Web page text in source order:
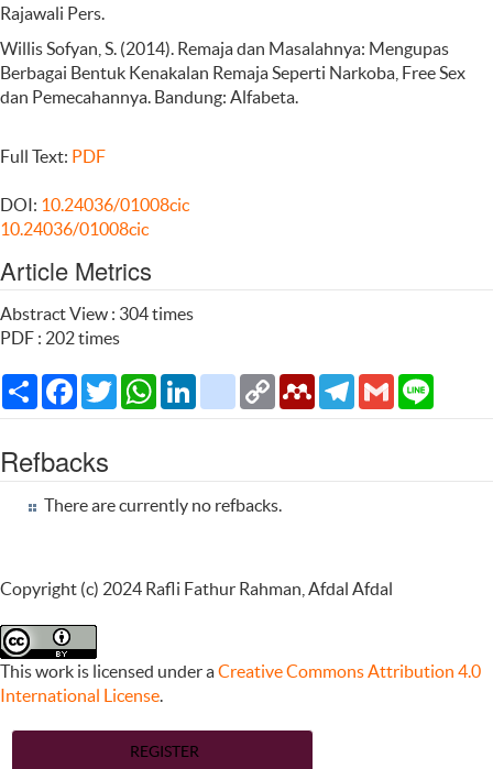
Rajawali Pers.
Willis Sofyan, S. (2014). Remaja dan Masalahnya: Mengupas
Berbagai Bentuk Kenakalan Remaja Seperti Narkoba, Free Sex
dan Pemecahannya. Bandung: Alfabeta.
Full Text: PDF
DOI: 10.24036/01008cic
10.24036/01008cic
Article Metrics
Abstract View : 304 times
PDF : 202 times
Share Facebook
TwitterWhatsApp
LinkedInciteulikeCopy
Link
MendeleyTelegram
Gmail
Refbacks
There are currently no refbacks.
Copyright (c) 2024 Rafli Fathur Rahman, Afdal Afdal
This work is licensed under aCreative Commons Attribution 4.0
International License.
REGISTER